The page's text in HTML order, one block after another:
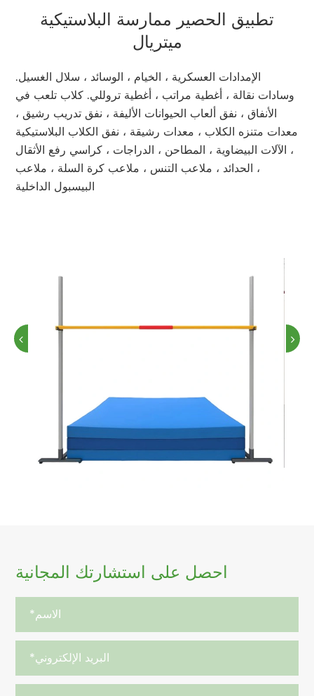
تطبيق الحصير ممارسة البلاستيكية
ميتريال
الإمدادات العسكرية ، الخيام ، الوسائد ، سلال الغسيل.
وسادات نقالة ، أغطية مراتب ، أغطية تروللي. كلاب تلعب في
الأنفاق ، نفق ألعاب الحيوانات الأليفة ، نفق تدريب رشيق ،
معدات متنزه الكلاب ، معدات رشيقة ، نفق الكلاب البلاستيكية
، الآلات البيضاوية ، المطاحن ، الدراجات ، كراسي رفع الأثقال
، الحدائد ، ملاعب التنس ، ملاعب كرة السلة ، ملاعب
البيسبول الداخلية
احصل على استشارتك المجانية